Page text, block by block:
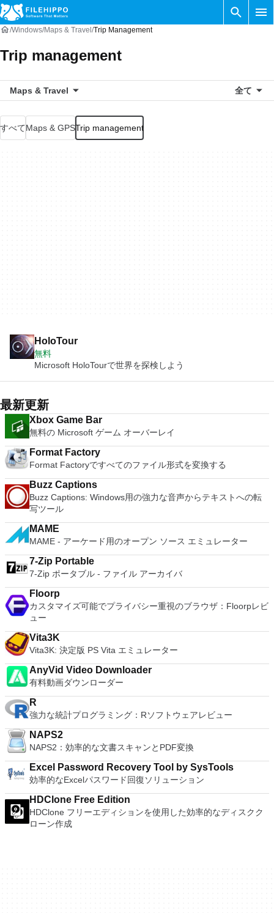
Windows Maps & Travel Trip Management
Trip management
Maps & Travel 全て
すべてMaps & GPSTrip management
HoloTour
無料
Microsoft HoloTourで世界を探検しよう
最新更新
Xbox Game Bar
無料の Microsoft ゲーム オーバーレイ
Format Factory
Format Factoryですべてのファイル形式を変換する
Buzz Captions
Buzz Captions: Windows用の強力な音声からテキストへの転
写ツール
MAME
MAME - アーケード用のオープン ソース エミュレーター
7-Zip Portable
7-Zip ポータブル - ファイル アーカイバ
Floorp
カスタマイズ可能でプライバシー重視のブラウザ：Floorpレビ
ュー
Vita3K
Vita3K: 決定版 PS Vita エミュレーター
AnyVid Video Downloader
有料動画ダウンローダー
R
強力な統計プログラミング：Rソフトウェアレビュー
NAPS2
NAPS2：効率的な文書スキャンとPDF変換
Excel Password Recovery Tool by SysTools
効率的なExcelパスワード回復ソリューション
HDClone Free Edition
HDClone フリーエディションを使用した効率的なディスクク
ローン作成